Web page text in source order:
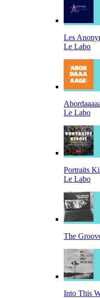
Les
Le Labo
Le Labo
Portraits
Le Labo
The
Into This